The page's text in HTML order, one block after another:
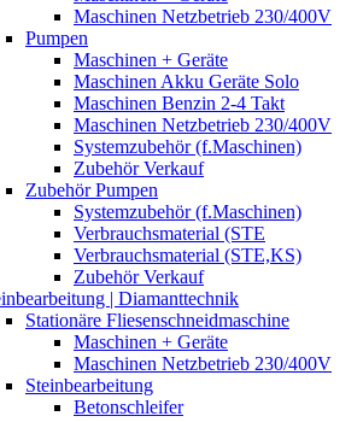
Maschinen Netzbetrieb 230/400V
Pumpen
Maschinen + Geräte
Maschinen Akku Geräte Solo
Maschinen Benzin 2-4 Takt
Maschinen Netzbetrieb 230/400V
Systemzubehör (f.Maschinen)
Zubehör Verkauf
Zubehör Pumpen
Systemzubehör (f.Maschinen)
Verbrauchsmaterial (STE
Verbrauchsmaterial (STE,KS)
Zubehör Verkauf
| Diamanttechnik
Stationäre Fliesenschneidmaschine
Maschinen + Geräte
Maschinen Netzbetrieb 230/400V
Steinbearbeitung
Betonschleifer